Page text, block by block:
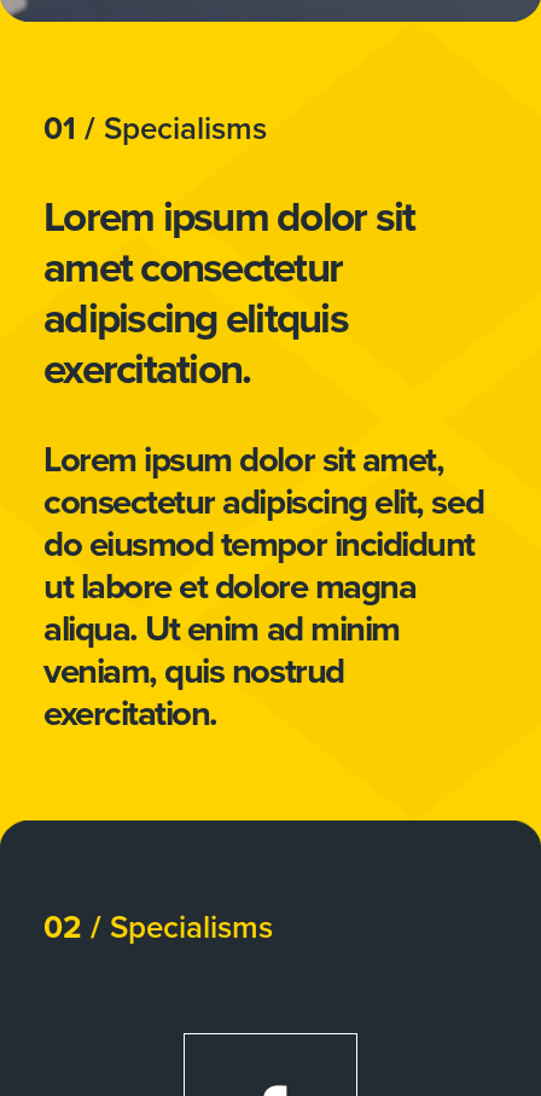
01 / Specialisms
Lorem ipsum dolor sit
amet consectetur
adipiscing elitquis
exercitation.
Lorem ipsum dolor sit amet,
consectetur adipiscing elit, sed
do eiusmod tempor incididunt
ut labore et dolore magna
aliqua. Ut enim ad minim
veniam, quis nostrud
exercitation.
02 / Specialisms